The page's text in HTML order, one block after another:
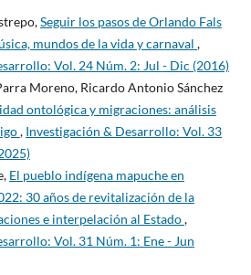
Seguir los pasos de Orlando Fals
mundos de la vida y carnaval ,
Vol. 24 Núm. 2: Jul - Dic (2016)
Moreno, Ricardo Antonio Sánchez
ontológica y migraciones: análisis
, Investigación & Desarrollo: Vol. 33
El pueblo indígena mapuche en
30 años de revitalización de la
e interpelación al Estado,
Vol. 31 Núm. 1: Ene - Jun